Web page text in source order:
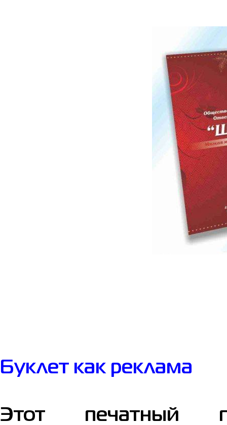
Буклет как реклама
Этот печатный